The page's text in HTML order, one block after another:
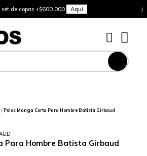
set de copas +$600.000 Aquí ›
Polos Manga Corta Para Hombre Batista Girbaud
Para Hombre Batista Girbaud